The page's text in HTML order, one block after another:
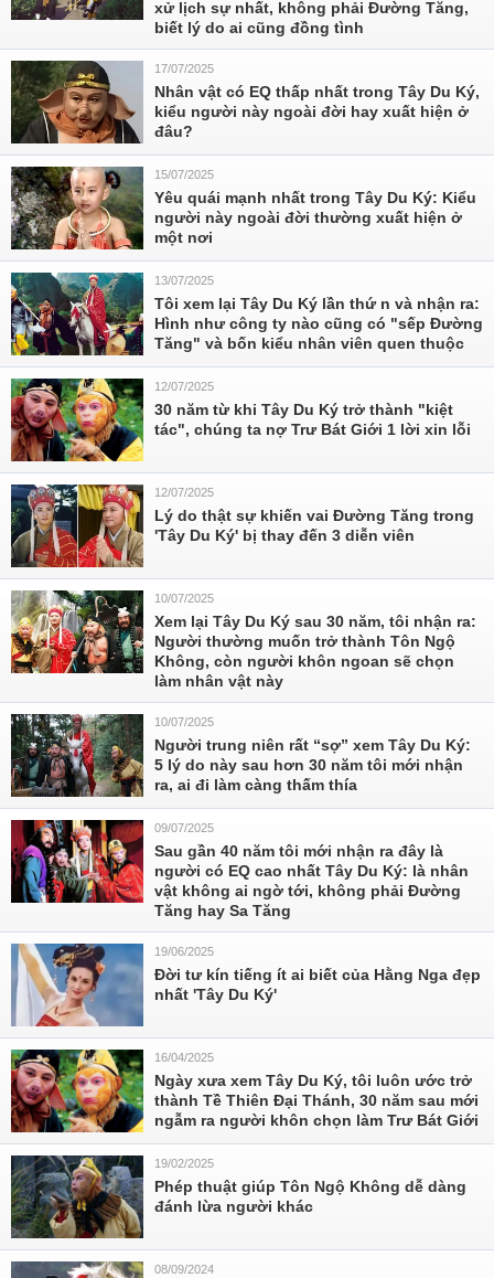
xử lịch sự nhất, không phải Đường Tăng,
biết lý do ai cũng đồng tình
17/07/2025
Nhân vật có EQ thấp nhất trong Tây Du Ký,
kiểu người này ngoài đời hay xuất hiện ở
đâu?
15/07/2025
Yêu quái mạnh nhất trong Tây Du Ký: Kiểu
người này ngoài đời thường xuất hiện ở
một nơi
13/07/2025
Tôi xem lại Tây Du Ký lần thứ n và nhận ra:
Hình như công ty nào cũng có "sếp Đường
Tăng" và bốn kiểu nhân viên quen thuộc
12/07/2025
30 năm từ khi Tây Du Ký trở thành "kiệt
tác", chúng ta nợ Trư Bát Giới 1 lời xin lỗi
12/07/2025
Lý do thật sự khiến vai Đường Tăng trong
'Tây Du Ký' bị thay đến 3 diễn viên
10/07/2025
Xem lại Tây Du Ký sau 30 năm, tôi nhận ra:
Người thường muốn trở thành Tôn Ngộ
Không, còn người khôn ngoan sẽ chọn
làm nhân vật này
10/07/2025
Người trung niên rất “sợ” xem Tây Du Ký:
5 lý do này sau hơn 30 năm tôi mới nhận
ra, ai đi làm càng thấm thía
09/07/2025
Sau gần 40 năm tôi mới nhận ra đây là
người có EQ cao nhất Tây Du Ký: là nhân
vật không ai ngờ tới, không phải Đường
Tăng hay Sa Tăng
19/06/2025
Đời tư kín tiếng ít ai biết của Hằng Nga đẹp
nhất 'Tây Du Ký'
16/04/2025
Ngày xưa xem Tây Du Ký, tôi luôn ước trở
thành Tề Thiên Đại Thánh, 30 năm sau mới
ngẫm ra người khôn chọn làm Trư Bát Giới
19/02/2025
Phép thuật giúp Tôn Ngộ Không dễ dàng
đánh lừa người khác
08/09/2024